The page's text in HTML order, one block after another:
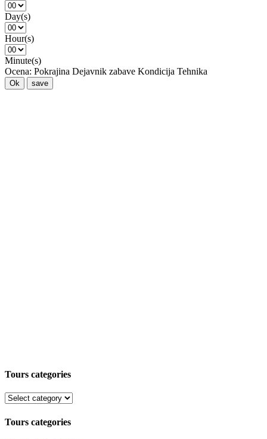
Day(s)
Hour(s)
Minute(s)
Ocena: Pokrajina Dejavnik zabave Kondicija Tehnika
Ok save
Tours categories
Tours categories